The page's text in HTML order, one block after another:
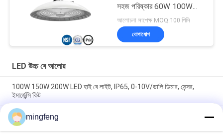
সহজ পরিষ্কার 60W 100W
150W 200W
আলোচনা সাপেক্ষ MOQ:100 পিসি
যোগাযোগ
LED উচ্চ বে আলোর
100W 150W 200W LED হাই বে লাইট, IP65, 0-10V/ডালি ডিমার, সেন্সর,
ইমার্জেন্সি কিট
খাদ্য প্রক্রিয়াকরণ শিল্পের জন্য NSF IP66 UFO LED হাই বে লাইট সিলিং 60W
100W 150W 200W
mingfeng